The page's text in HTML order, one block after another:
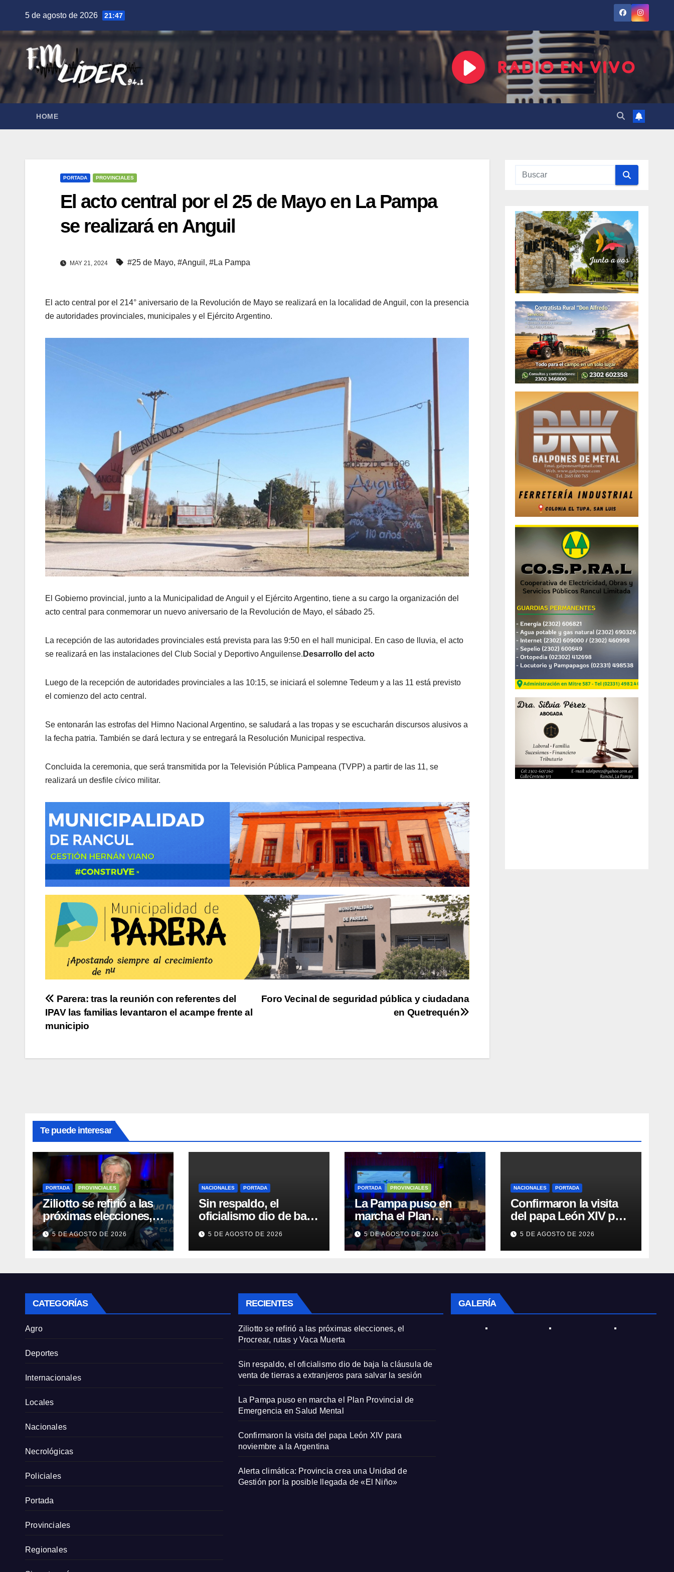
contenido
5 de agosto de 2026 21:47
HOME
PORTADA PROVINCIALES
El acto central por el 25 de Mayo en La Pampa
se realizará en Anguil
MAY 21, 2024 #25 de Mayo, #Anguil , #La Pampa
El acto central por el 214° aniversario de la Revolución de Mayo se realizará en la localidad de Anguil, con la presencia
de autoridades provinciales, municipales y el Ejército Argentino.
El Gobierno provincial, junto a la Municipalidad de Anguil y el Ejército Argentino, tiene a su cargo la organización del
acto central para conmemorar un nuevo aniversario de la Revolución de Mayo, el sábado 25.
La recepción de las autoridades provinciales está prevista para las 9:50 en el hall municipal. En caso de lluvia, el acto
se realizará en las instalaciones del Club Social y Deportivo Anguilense. Desarrollo del acto
Luego de la recepción de autoridades provinciales a las 10:15, se iniciará el solemne Tedeum y a las 11 está previsto
el comienzo del acto central.
Se entonarán las estrofas del Himno Nacional Argentino, se saludará a las tropas y se escucharán discursos alusivos a
la fecha patria. También se dará lectura y se entregará la Resolución Municipal respectiva.
Concluida la ceremonia, que será transmitida por la Televisión Pública Pampeana (TVPP) a partir de las 11, se
realizará un desfile cívico militar.
Navegación
de
Foro Vecinal de seguridad pública y ciudadana
en Quetrequén
Parera: tras la reunión con referentes del
IPAV las familias levantaron el acampe frente al
municipio
Te puede interesar
PORTADA PROVINCIALES
Ziliotto se refirió a las
próximas elecciones,
el Procrear, rutas y
Vaca Muerta
5 DE AGOSTO DE 2026
NACIONALES PORTADA
Sin respaldo, el
oficialismo dio de baja
la cláusula de venta de
tierras a extranjeros
para salvar la sesión
5 DE AGOSTO DE 2026
PORTADA PROVINCIALES
La Pampa puso en
marcha el Plan
Provincial de
Emergencia en Salud
Mental
5 DE AGOSTO DE 2026
NACIONALES PORTADA
Confirmaron la visita
del papa León XIV para
noviembre a la
Argentina
5 DE AGOSTO DE 2026
CATEGORÍAS
Agro
Deportes
Internacionales
Locales
Nacionales
Necrológicas
Policiales
Portada
Provinciales
Regionales
RECIENTES
Ziliotto se refirió a las próximas elecciones, el
Procrear, rutas y Vaca Muerta
Sin respaldo, el oficialismo dio de baja la cláusula de
venta de tierras a extranjeros para salvar la sesión
La Pampa puso en marcha el Plan Provincial de
Emergencia en Salud Mental
Confirmaron la visita del papa León XIV para
noviembre a la Argentina
Alerta climática: Provincia crea una Unidad de
Gestión por la posible llegada de «El Niño»
GALERÍA